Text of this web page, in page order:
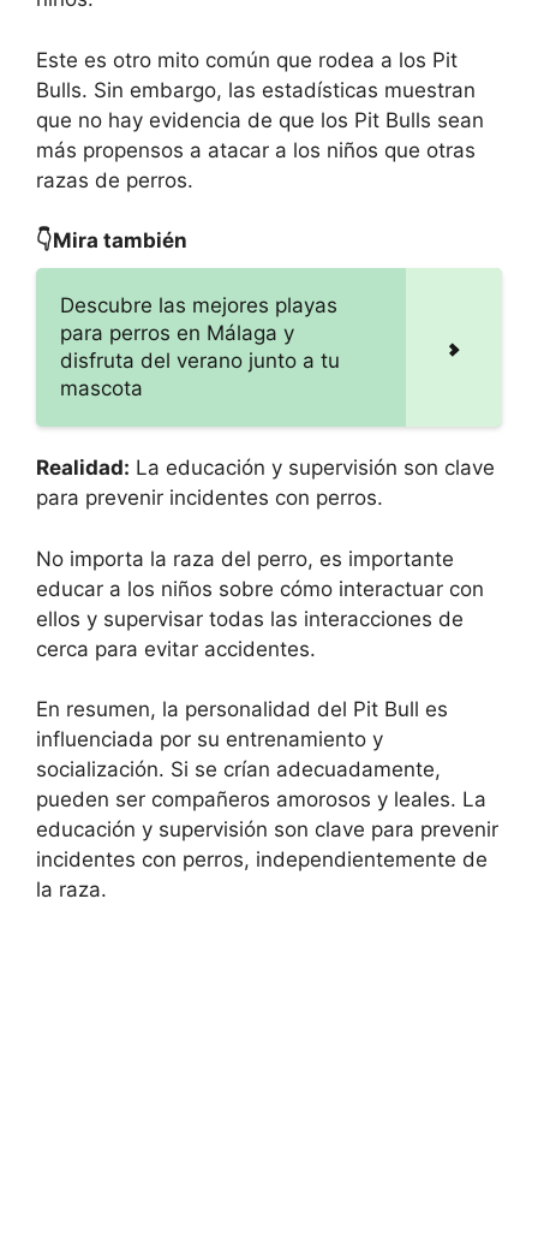
Este es otro mito común que rodea a los Pit
Bulls. Sin embargo, las estadísticas muestran
que no hay evidencia de que los Pit Bulls sean
más propensos a atacar a los niños que otras
razas de perros.
👇Mira también
Descubre las mejores playas
para perros en Málaga y
disfruta del verano junto a tu
mascota
Realidad: La educación y supervisión son clave
para prevenir incidentes con perros.
No importa la raza del perro, es importante
educar a los niños sobre cómo interactuar con
ellos y supervisar todas las interacciones de
cerca para evitar accidentes.
En resumen, la personalidad del Pit Bull es
influenciada por su entrenamiento y
socialización. Si se crían adecuadamente,
pueden ser compañeros amorosos y leales. La
educación y supervisión son clave para prevenir
incidentes con perros, independientemente de
la raza.